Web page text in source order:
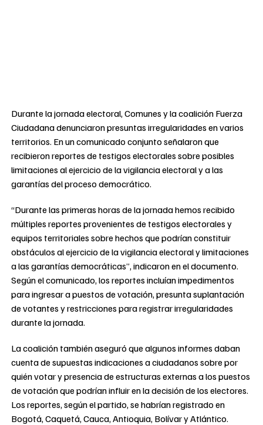
Durante la jornada electoral, Comunes y la coalición Fuerza
Ciudadana denunciaron presuntas irregularidades en varios
territorios. En un comunicado conjunto señalaron que
recibieron reportes de testigos electorales sobre posibles
limitaciones al ejercicio de la vigilancia electoral y a las
garantías del proceso democrático.
“Durante las primeras horas de la jornada hemos recibido
múltiples reportes provenientes de testigos electorales y
equipos territoriales sobre hechos que podrían constituir
obstáculos al ejercicio de la vigilancia electoral y limitaciones
a las garantías democráticas”, indicaron en el documento.
Según el comunicado, los reportes incluían impedimentos
para ingresar a puestos de votación, presunta suplantación
de votantes y restricciones para registrar irregularidades
durante la jornada.
La coalición también aseguró que algunos informes daban
cuenta de supuestas indicaciones a ciudadanos sobre por
quién votar y presencia de estructuras externas a los puestos
de votación que podrían influir en la decisión de los electores.
Los reportes, según el partido, se habrían registrado en
Bogotá, Caquetá, Cauca, Antioquia, Bolívar y Atlántico.